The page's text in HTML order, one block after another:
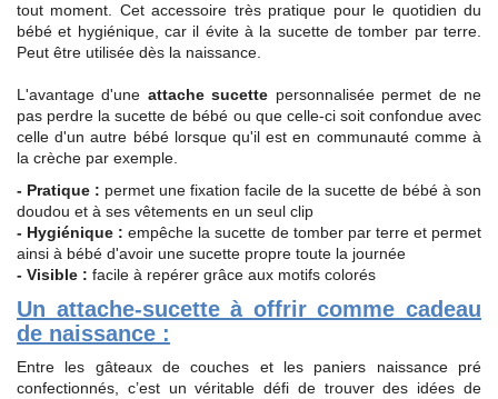
tout moment. Cet accessoire très pratique pour le quotidien du
bébé et hygiénique, car il évite à la sucette de tomber par terre.
Peut être utilisée dès la naissance.
L'avantage d'une attache sucette personnalisée permet de ne
pas perdre la sucette de bébé ou que celle-ci soit confondue avec
celle d'un autre bébé lorsque qu'il est en communauté comme à
la crèche par exemple.
- Pratique : permet une fixation facile de la sucette de bébé à son
doudou et à ses vêtements en un seul clip
- Hygiénique : empêche la sucette de tomber par terre et permet
ainsi à bébé d'avoir une sucette propre toute la journée
- Visible : facile à repérer grâce aux motifs colorés
Un attache-sucette à offrir comme cadeau
de naissance :
Entre les gâteaux de couches et les paniers naissance pré
confectionnés, c’est un véritable défi de trouver des idées de